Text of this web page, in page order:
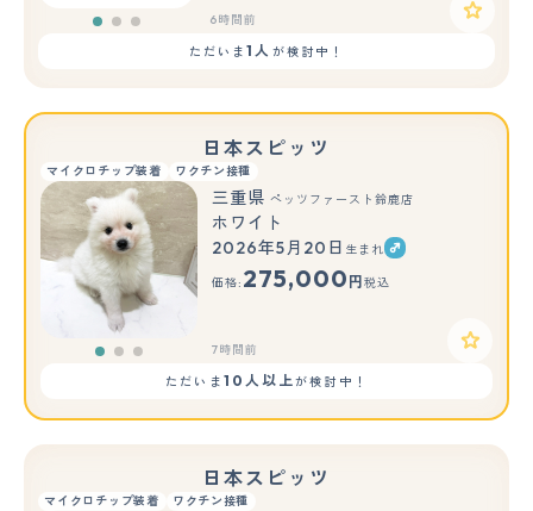
6時間前
ただいま1人 が検討中！
日本スピッツ
マイクロチップ装着 ワクチン接種
もっと見る
三重県 ペッツファースト鈴鹿店
ホワイト
2026年5月20日 生まれ
価格: 275,000 円 税込
7時間前
ただいま 10人以上が検討中！
日本スピッツ
マイクロチップ装着 ワクチン接種